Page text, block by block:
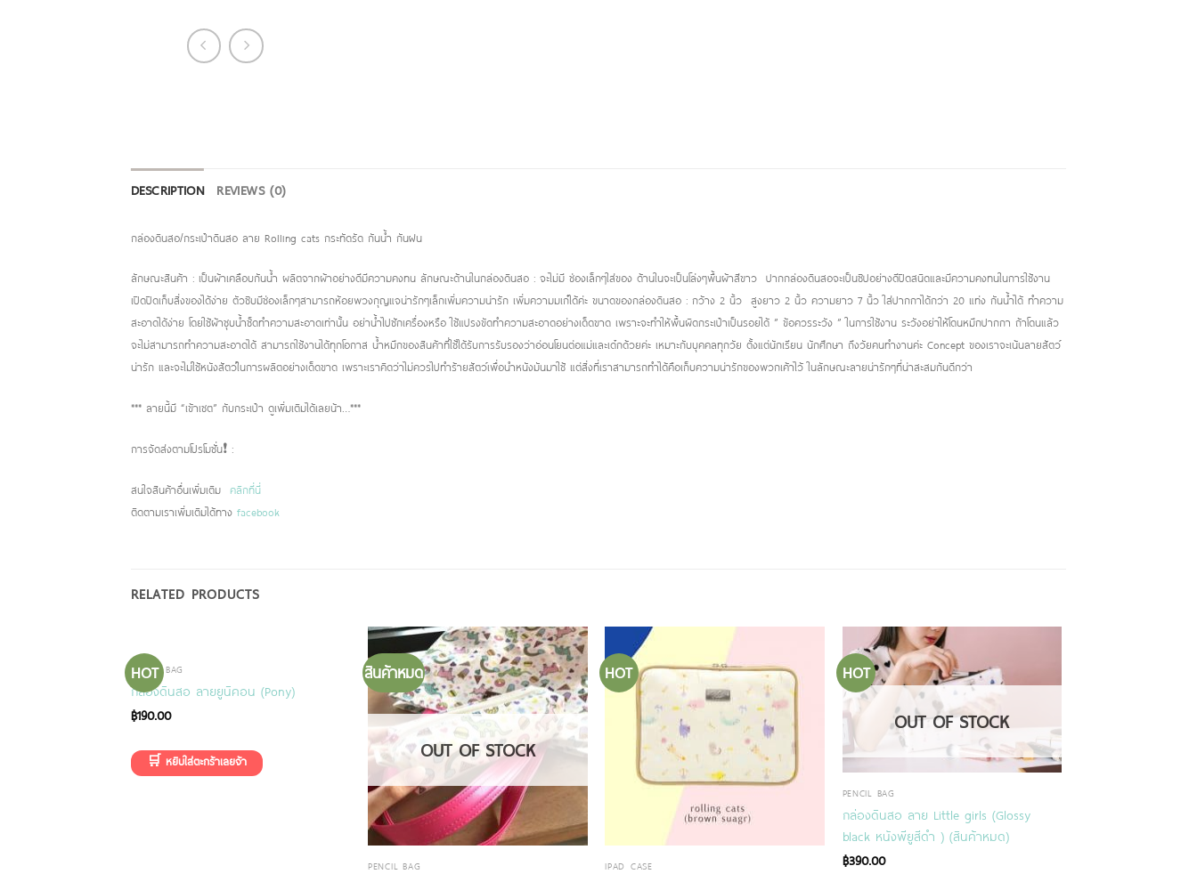
DESCRIPTION REVIEWS (0)
กล่องดินสอ/กระเป๋าดินสอ ลาย Rolling cats กระทัดรัด กันน้ำ กันฝน
ลักษณะสินค้า : เป็นผ้าเคลือบกันน้ำ ผลิตจากผ้าอย่างดีมีความคงทน ลักษณะด้านในกล่องดินสอ : จะไม่มี ช่องเล็กๆใส่ของ ด้านในจะเป็นโล่งๆพื้นผ้าสีขาว ปากกล่องดินสอจะเป็นซิปอย่างดีปิดสนิดและมีความคงทนในการใช้งาน
เปิดปิดเก็บสิ่งของได้ง่าย ตัวซิบมีช่องเล็กๆสามารถห้อยพวงกุญแจน่ารักๆเล็กเพิ่มความน่ารัก เพิ่มความมเก๋ได้ค่ะ ขนาดของกล่องดินสอ : กว้าง 2 นิ้ว สูงยาว 2 นิ้ว ความยาว 7 นิ้ว ใส่ปากกาได้กว่า 20 แท่ง กันน้ำได้ ทำความ
สะอาดได้ง่าย โดยใช้ผ้าชุบน้ำช็ดทำความสะอาดเท่านั้น อย่าน้ำไปซักเครื่องหรือ ใช้แปรงขัดทำความสะอาดอย่างเด็ดขาด เพราะจะทำให้พื้นผิดกระเป๋าเป็นรอยได้ ” ข้อควรระวัง ” ในการใช้งาน ระวังอย่าให้โดนหมึกปากกา ถ้าโดนแล้ว
จะไม่สามารถทำความสะอาดได้ สามารถใช้งานได้ทุกโอกาส น้ำหมึกของสินค้าที่ใช้ได้รับการรับรองว่าอ่อนโยนต่อแม่และเด๋กด้วยค่ะ เหมาะกับบุคคลทุกวัย ตั้งแต่นักเรียน นักศึกษา ถึงวัยคนทำงานค่ะ Concept ของเราจะเน้นลายสัตว์
น่ารัก และจะไม่ใช้หนังสัตว์ในการผลิตอย่างเด็ดขาด เพราะเราคิดว่าไม่ควรไปทำร้ายสัตว์เพื่อนำหนังมันมาใช้ แต่สิ่งที่เราสามารถทำได้คือเก็บความน่ารักของพวกเค้าไว้ ในลักษณะลายน่ารักๆที่น่าสะสมกันดีกว่า
*** ลายนี้มี “เข้าเซต” กับกระเป๋า ดูเพิ่มเติมได้เลยน้า…***
การจัดส่งตามโปรโมชั่น❗️ :
สนใจสินค้าอื่นเพิ่มเติม คลิกที่นี่
ติดตามเราเพิ่มเติมได้ทาง facebook
RELATED PRODUCTS
HOT
PENCIL BAG
กล่องดินสอ ลายยูนิคอน (Pony)
฿190.00
สินค้าหมด
OUT OF STOCK
PENCIL BAG
HOT
IPAD CASE
HOT
OUT OF STOCK
PENCIL BAG
กล่องดินสอ ลาย Little girls (ฺGlossy
black หนังพียูสีดำ ) (สินค้าหมด)
฿390.00